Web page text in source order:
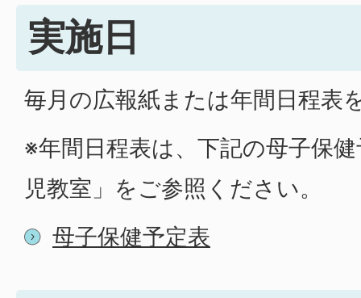
実施日
毎月の広報紙または年間日程表
※年間日程表は、下記の母子保
児教室」をご参照ください。
母子保健予定表